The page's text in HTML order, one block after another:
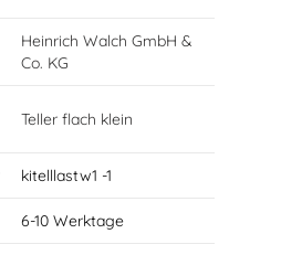
Heinrich Walch GmbH &
Co. KG
Teller flach klein
kitelllastw1 -1
6-10 Werktage